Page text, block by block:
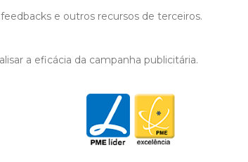
e outros recursos de terceiros.
a eficácia da campanha publicitária.